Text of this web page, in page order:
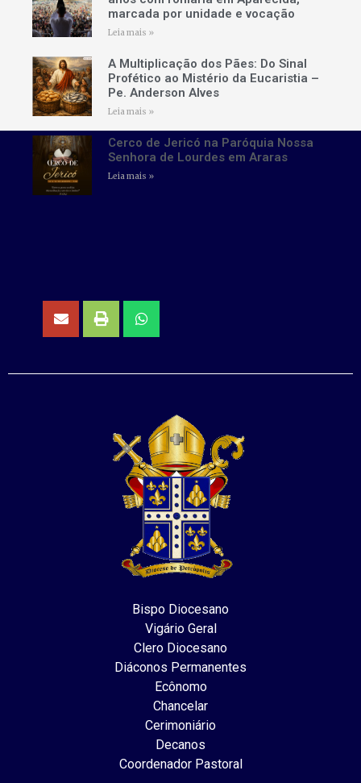
marcada por unidade e vocação
Leia mais »
A Multiplicação dos Pães: Do Sinal
Profético ao Mistério da Eucaristia –
Pe. Anderson Alves
Leia mais »
Cerco de Jericó na Paróquia Nossa
Senhora de Lourdes em Araras
Leia mais »
Bispo Diocesano
Vigário Geral
Clero Diocesano
Diáconos Permanentes
Ecônomo
Chancelar
Cerimoniário
Decanos
Coordenador Pastoral